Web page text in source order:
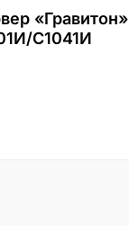
«Гравитон»
С1041И